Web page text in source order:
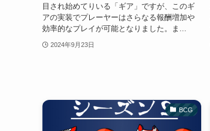
目され始めてりいる「ギア」ですが、このギ
アの実装でプレーヤーはさらなる報酬増加や
効率的なプレイが可能となりました。ま...
2024年9月23日
BCG